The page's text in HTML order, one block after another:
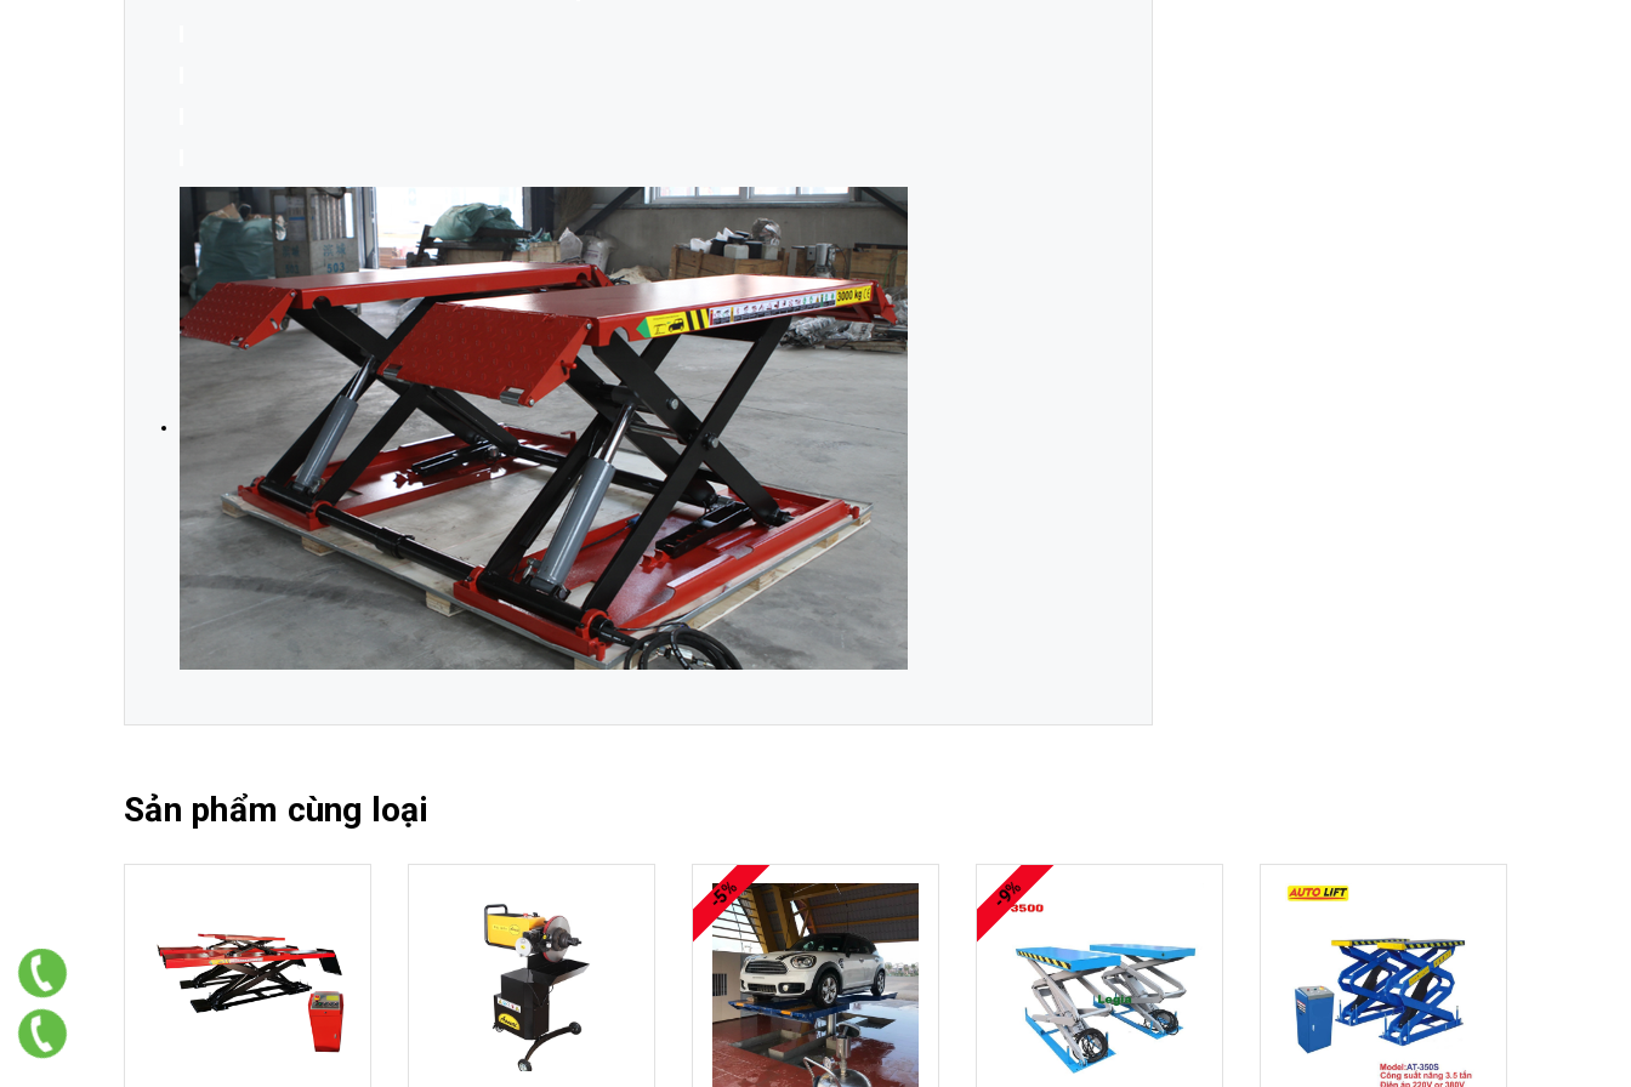
Sản phẩm cùng loại
-5% -9%